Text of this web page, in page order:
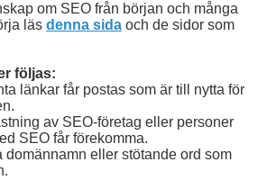
om SEO från början och många
läs denna sida och de sidor som
följas:
länkar får postas som är till nytta för
av SEO-företag eller personer
SEO får förekomma.
domännamn eller stötande ord som